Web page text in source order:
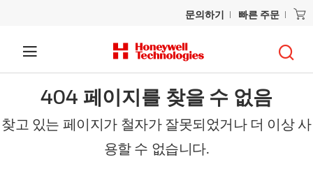
문의하기 빠른 주문
404 페이지를 찾을 수 없음
찾고 있는 페이지가 철자가 잘못되었거나 더 이상 사
용할 수 없습니다.